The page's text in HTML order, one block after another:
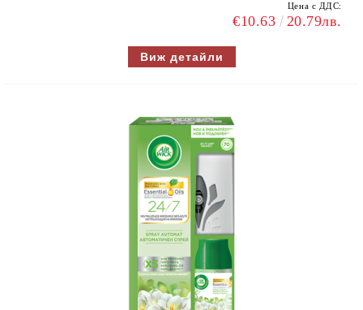
Цена с ДДС:
€10.63 20.79лв.
Виж детайли